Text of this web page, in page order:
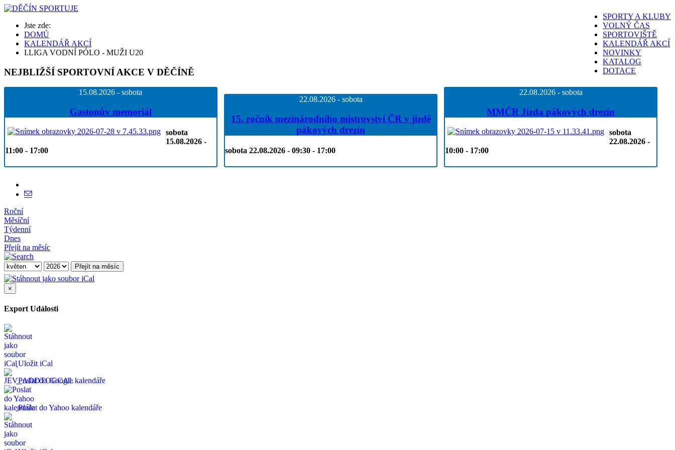
SPORTY A KLUBY
VOLNÝ ČAS
SPORTOVIŠTĚ
KALENDÁŘ AKCÍ
NOVINKY
KATALOG
DOTACE
Jste zde:
DOMŮ
KALENDÁŘ AKCÍ
I.LIGA VODNÍ PÓLO - MUŽI U20
NEJBLIŽŠÍ SPORTOVNÍ AKCE V DĚČÍNĚ
15.08.2026 - sobota
Gastonův memoriál
sobota
15.08.2026 -
11:00 - 17:00
22.08.2026 - sobota
15. ročník mezinárodního mistrovství ČR v jízdě
pákových drezín
sobota 22.08.2026 - 09:30 - 17:00
22.08.2026 - sobota
MMČR Jízda pákových drezín
sobota
22.08.2026 -
10:00 - 17:00
Roční
Měsíční
Týdenní
Dnes
Přejít na měsíc
Přejít na měsíc
×
Export Události
Uložit iCal
Poslat do Google kalendáře
Poslat do Yahoo kalendáře